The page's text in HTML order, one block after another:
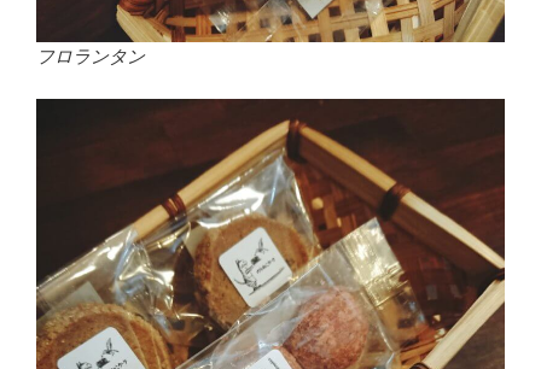
フロランタン